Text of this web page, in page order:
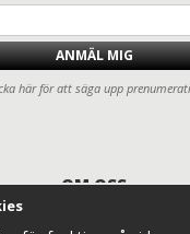
ANMÄL MIG
här för att säga upp
OM OSS
lastbilar, entreprenad,